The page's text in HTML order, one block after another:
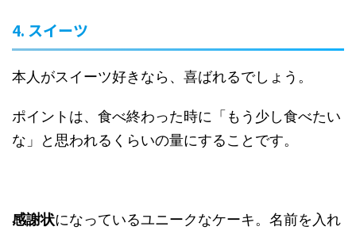
4. スイーツ
本人がスイーツ好きなら、喜ばれるでしょう。
ポイントは、食べ終わった時に「もう少し食べたい
な」と思われるくらいの量にすることです。
感謝状になっているユニークなケーキ。名前を入れ